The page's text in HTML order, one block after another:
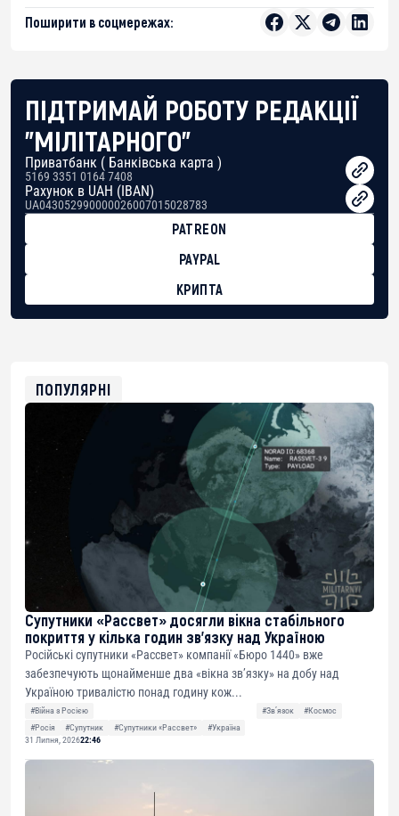
Поширити в соцмережах:
ПІДТРИМАЙ РОБОТУ РЕДАКЦІЇ
"МІЛІТАРНОГО"
Приватбанк ( Банківська карта )
5169 3351 0164 7408
Рахунок в UAH (IBAN)
UA043052990000026007015028783
PATREON
PAYPAL
КРИПТА
0xfD02863D3289416fcF50975c9DFda13623f97758
ПОПУЛЯРНІ
Супутники «Рассвет» досягли вікна стабільного
покриття у кілька годин зв’язку над Україною
Російські супутники «Рассвет» компанії «Бюро 1440» вже
забезпечують щонайменше два «вікна зв’язку» на добу над
Україною тривалістю понад годину кож...
#Війна з Росією #Звʼязок
#Космос
#Росія
#Супутник #Супутники «Рассвет»
#Україна
31 Липня, 202622:46